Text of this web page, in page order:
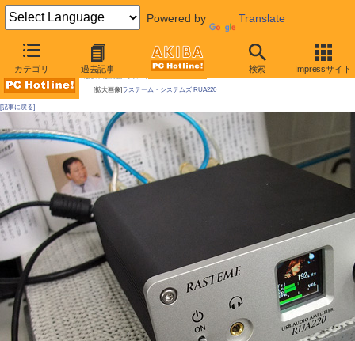
Powered by Translate
カテゴリ 過去記事 検索 Impressサイト
AKIBA PC Hotline! 2010年11月13日号
[拡大画像] ラステーム・システムズ RUA220
[記事に戻る]